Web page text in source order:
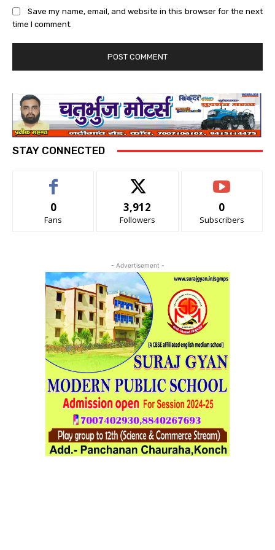
Save my name, email, and website in this browser for the next
time I comment.
STAY CONNECTED
0
Fans
3,912
Followers
0
Subscribers
- Advertisement -